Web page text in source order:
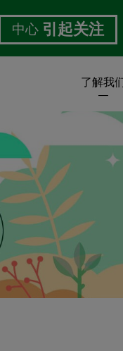
中心 引起关注
了解我